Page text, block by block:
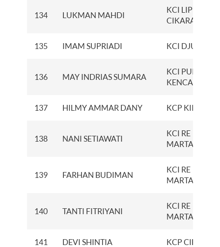
134 LUKMAN MAHDI
KCI LIPPO
CIKARANG
135 IMAM SUPRIADI KCI DJUANDA
136 MAY INDRIAS SUMARA
KCI PURI
KENCANA
137 HILMY AMMAR DANY KCP KIIC
138 NANI SETIAWATI
KCI RE
139 FARHAN BUDIMAN
KCI RE
140 TANTI FITRIYANI
KCI RE
141 DEVI SHINTIA KCP